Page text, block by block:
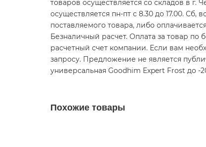
товаров осуществляется со складов в г.
осуществляется пн-пт с 8.30 до 17.00.
поставляемого товара, либо
Безналичный расчет. Оплата за товар по
расчетный счет компании. Если вам
запросу. Предложение не является
универсальная Goodhim Expert Frost до -
Похожие товары